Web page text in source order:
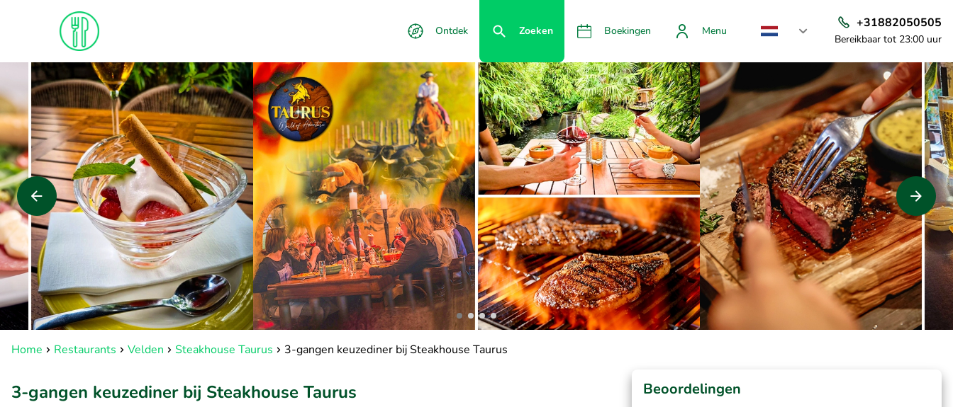
Ontdek Zoeken Boekingen Menu
+31882050505
Bereikbaar tot 23:00 uur
Home Restaurants Velden Steakhouse Taurus 3-gangen keuzediner bij Steakhouse Taurus
3-gangen keuzediner bij Steakhouse Taurus
Beoordelingen